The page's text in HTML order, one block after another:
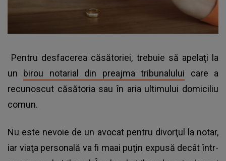
Pentru desfacerea căsătoriei, trebuie să apelaţi la
un birou notarial din preajma tribunalului care a
recunoscut căsătoria sau în aria ultimului domiciliu
comun.
Nu este nevoie de un avocat pentru divorţul la notar,
iar viaţa personală va fi maai puţin expusă decât într-